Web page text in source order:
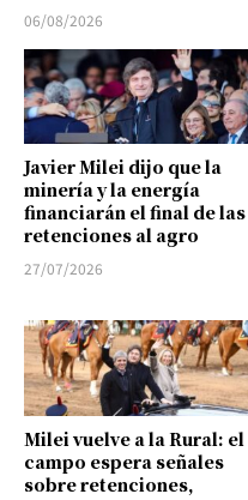
06/08/2026
Javier Milei dijo que la
minería y la energía
financiarán el final de las
retenciones al agro
27/07/2026
Milei vuelve a la Rural: el
campo espera señales
sobre retenciones,